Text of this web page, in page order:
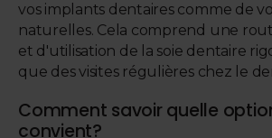
vos implants dentaires comme de
naturelles. Cela comprend une
et d'utilisation de la soie dentaire
que des visites régulières chez le
Comment savoir quelle
convient?